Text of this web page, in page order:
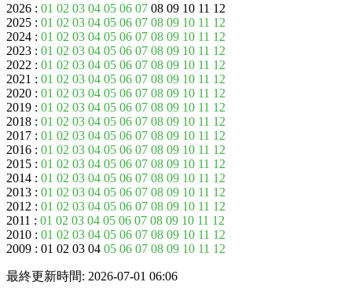
2026 : 01 02 03 04 05 06 07 08 09 10 11 12
2025 : 01 02 03 04 05 06 07 08 09 10 11 12
2024 : 01 02 03 04 05 06 07 08 09 10 11 12
2023 : 01 02 03 04 05 06 07 08 09 10 11 12
2022 : 01 02 03 04 05 06 07 08 09 10 11 12
2021 : 01 02 03 04 05 06 07 08 09 10 11 12
2020 : 01 02 03 04 05 06 07 08 09 10 11 12
2019 : 01 02 03 04 05 06 07 08 09 10 11 12
2018 : 01 02 03 04 05 06 07 08 09 10 11 12
2017 : 01 02 03 04 05 06 07 08 09 10 11 12
2016 : 01 02 03 04 05 06 07 08 09 10 11 12
2015 : 01 02 03 04 05 06 07 08 09 10 11 12
2014 : 01 02 03 04 05 06 07 08 09 10 11 12
2013 : 01 02 03 04 05 06 07 08 09 10 11 12
2012 : 01 02 03 04 05 06 07 08 09 10 11 12
2011 : 01 02 03 04 05 06 07 08 09 10 11 12
2010 : 01 02 03 04 05 06 07 08 09 10 11 12
2009 : 01 02 03 04 05 06 07 08 09 10 11 12
最終更新時間: 2026-07-01 06:06